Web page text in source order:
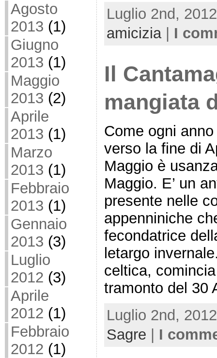
Agosto
2013 (1)
Giugno
2013 (1)
Maggio
2013 (2)
Aprile
2013 (1)
Marzo
2013 (1)
Febbraio
2013 (1)
Gennaio
2013 (3)
Luglio
2012 (3)
Aprile
2012 (1)
Febbraio
2012 (1)
Luglio 2nd,
amicizia| I
Il
mangiata
Come ogni
verso la fine di
Maggio è
Maggio. E’ un
presente nelle
appenniniche
fecondatrice
letargo
celtica,
tramonto del 30
Luglio 2nd,
Sagre
I